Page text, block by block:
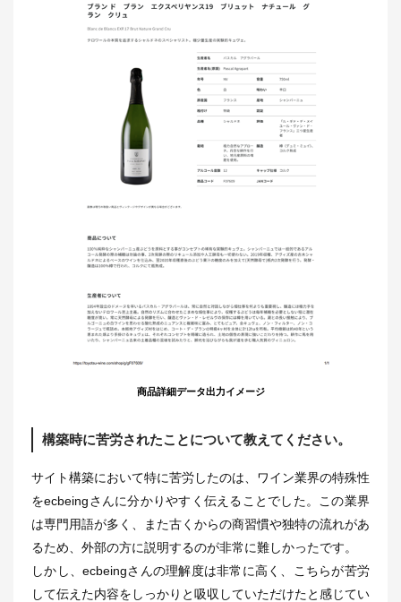
商品詳細データ出力イメージ
構築時に苦労されたことについて教えてください。
サイト構築において特に苦労したのは、ワイン業界の特殊性
をecbeingさんに分かりやすく伝えることでした。この業界
は専門用語が多く、また古くからの商習慣や独特の流れがあ
るため、外部の方に説明するのが非常に難しかったです。
しかし、ecbeingさんの理解度は非常に高く、こちらが苦労
して伝えた内容をしっかりと吸収していただけたと感じてい